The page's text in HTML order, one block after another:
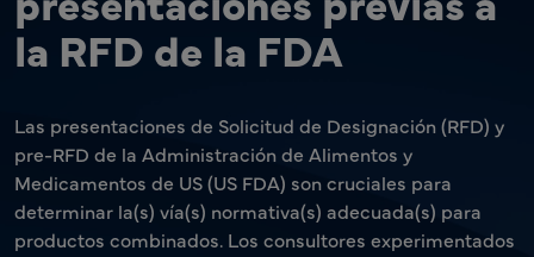
la RFD de la FDA
Las presentaciones de Solicitud de Designación (RFD) y
pre-RFD de la Administración de Alimentos y
Medicamentos de US (US FDA) son cruciales para
determinar la(s) vía(s) normativa(s) adecuada(s) para
productos combinados. Los consultores experimentados